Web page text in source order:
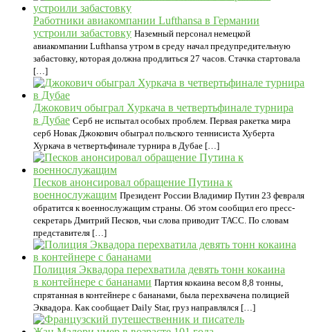
Работники авиакомпании Lufthansa в Германии
устроили забастовку Наземный персонал немецкой
авиакомпании Lufthansa утром в среду начал предупредительную
забастовку, которая должна продлиться 27 часов. Стачка стартовала
[…]
Джокович обыграл Хуркача в четвертьфинале турнира
в Дубае Серб не испытал особых проблем. Первая ракетка мира
серб Новак Джокович обыграл польского теннисиста Хуберта
Хуркача в четвертьфинале турнира в Дубае […]
Песков анонсировал обращение Путина к
военнослужащим Президент России Владимир Путин 23 февраля
обратится к военнослужащим страны. Об этом сообщил его пресс-
секретарь Дмитрий Песков, чьи слова приводит ТАСС. По словам
представителя […]
Полиция Эквадора перехватила девять тонн кокаина
в контейнере с бананами Партия кокаина весом 8,8 тонны,
спрятанная в контейнере с бананами, была перехвачена полицией
Эквадора. Как сообщает Daily Star, груз направлялся […]